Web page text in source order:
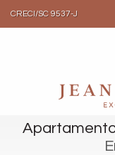
CRECI/SC 9537-J